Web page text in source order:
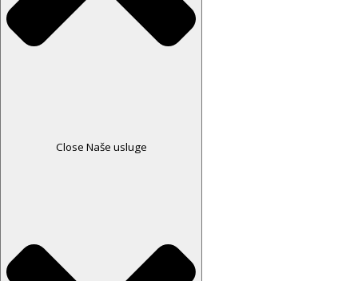
Close Naše usluge